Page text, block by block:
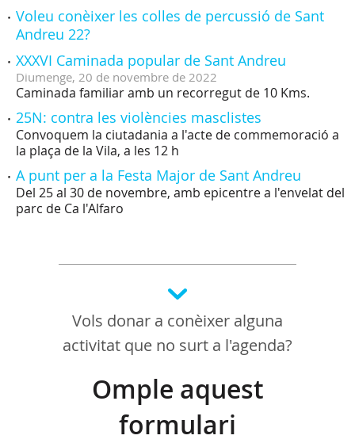
Voleu conèixer les colles de percussió de Sant
Andreu 22?
XXXVI Caminada popular de Sant Andreu
Diumenge, 20 de novembre de 2022
Caminada familiar amb un recorregut de 10 Kms.
25N: contra les violències masclistes
Convoquem la ciutadania a l'acte de commemoració a
la plaça de la Vila, a les 12 h
A punt per a la Festa Major de Sant Andreu
Del 25 al 30 de novembre, amb epicentre a l'envelat del
parc de Ca l'Alfaro
Vols donar a conèixer alguna
activitat que no surt a l'agenda?
Omple aquest
formulari